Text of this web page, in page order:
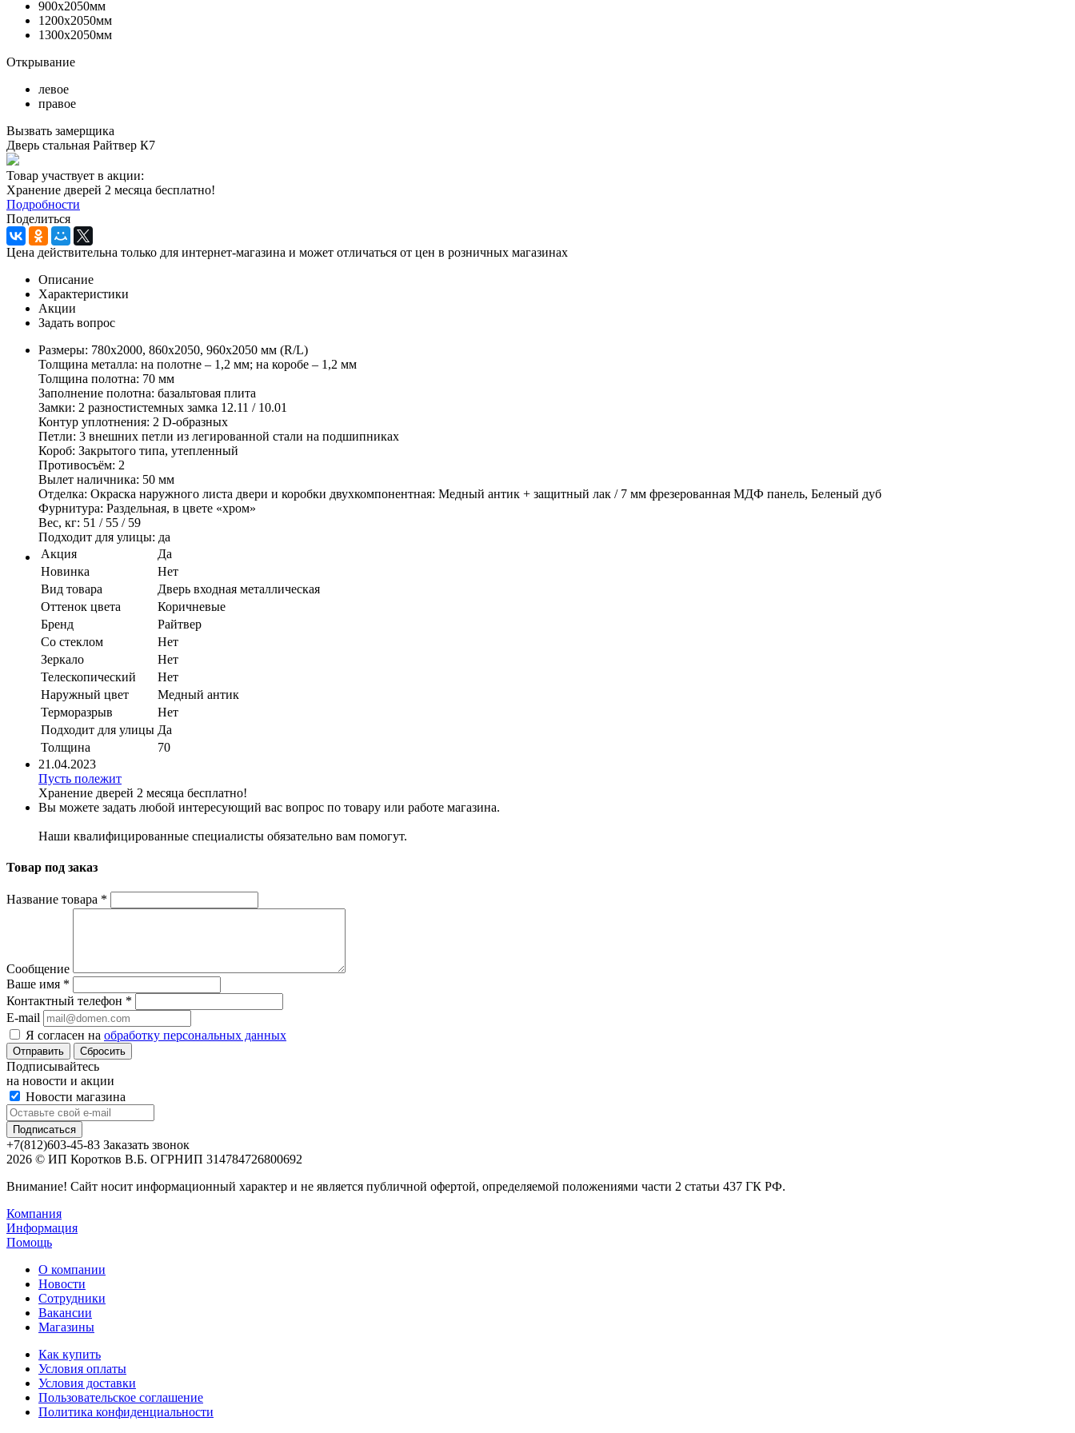
900х2050мм
1200х2050мм
1300х2050мм
Открывание
левое
правое
Вызвать замерщика
Дверь стальная Райтвер К7
Товар участвует в акции:
Хранение дверей 2 месяца бесплатно!
Подробности
Поделиться
Цена действительна только для интернет-магазина и может отличаться от цен в розничных магазинах
Описание
Характеристики
Акции
Задать вопрос
Размеры: 780х2000, 860х2050, 960х2050 мм (R/L)
Толщина металла: на полотне – 1,2 мм; на коробе – 1,2 мм
Толщина полотна: 70 мм
Заполнение полотна: базальтовая плита
Замки: 2 разностистемных замка 12.11 / 10.01
Контур уплотнения: 2 D-образных
Петли: 3 внешних петли из легированной стали на подшипниках
Короб: Закрытого типа, утепленный
Противосъём: 2
Вылет наличника: 50 мм
Отделка: Окраска наружного листа двери и коробки двухкомпонентная: Медный антик + защитный лак / 7 мм фрезерованная МДФ панель, Беленый дуб
Фурнитура: Раздельная, в цвете «хром»
Вес, кг: 51 / 55 / 59
Подходит для улицы: да
Акция
Да
Новинка
Нет
Вид товара
Дверь входная металлическая
Оттенок цвета
Коричневые
Бренд
Райтвер
Со стеклом
Нет
Зеркало
Нет
Телескопический
Нет
Наружный цвет
Медный антик
Терморазрыв
Нет
Подходит для улицы Да
Толщина
70
21.04.2023
Пусть полежит
Хранение дверей 2 месяца бесплатно!
Вы можете задать любой интересующий вас вопрос по товару или работе магазина.
Наши квалифицированные специалисты обязательно вам помогут.
Товар под заказ
Название товара *
Сообщение
Ваше имя *
Контактный телефон *
E-mail
Я согласен на обработку персональных данных
Сбросить
Подписывайтесь
на новости и акции
Новости магазина
+7(812)603-45-83 Заказать звонок
2026 © ИП Коротков В.Б. ОГРНИП 314784726800692
Внимание! Сайт носит информационный характер и не является публичной офертой, определяемой положениями части 2 статьи 437 ГК РФ.
Компания
Информация
Помощь
О компании
Новости
Сотрудники
Вакансии
Магазины
Как купить
Условия оплаты
Условия доставки
Пользовательское соглашение
Политика конфиденциальности